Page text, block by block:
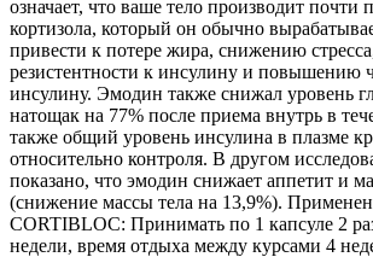
означает, что ваше тело производит почти
кортизола, который он обычно
привести к потере жира, снижению
резистентности к инсулину и повышению
инсулину. Эмодин также снижал уровень
натощак на 77% после приема внутрь в
также общий уровень инсулина в плазме
относительно контроля. В другом
показано, что эмодин снижает аппетит и
(снижение массы тела на 13,9%).
CORTIBLOC: Принимать по 1 капсуле 2
недели, время отдыха между курсами 4